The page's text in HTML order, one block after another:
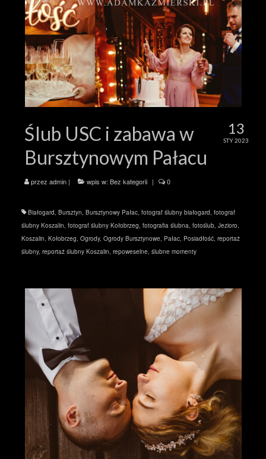
13
STY 2023
Ślub USC i zabawa w
Bursztynowym Pałacu
przez admin | wpis w: Bez kategorii | 0
Białogard, Bursztyn, Bursztynowy Pałac, fotograf ślubny białogard, fotograf
ślubny Koszalin, fotograf ślubny Kołobrzeg, fotografia ślubna, fotoślub, Jezioro,
Koszalin, Kołobrzeg, Ogrody, Ogrody Bursztynowe, Pałac, Posiadłość, reportaż
ślubny, reportaż ślubny Koszalin, repoweselne, ślubne momenty